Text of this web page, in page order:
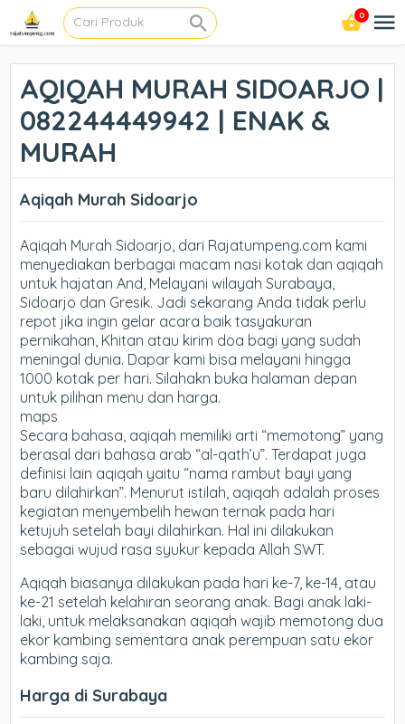
0
AQIQAH MURAH SIDOARJO |
082244449942 | ENAK &
MURAH
Aqiqah Murah Sidoarjo
Aqiqah Murah Sidoarjo, dari Rajatumpeng.com kami
menyediakan berbagai macam nasi kotak dan aqiqah
untuk hajatan And, Melayani wilayah Surabaya,
Sidoarjo dan Gresik. Jadi sekarang Anda tidak perlu
repot jika ingin gelar acara baik tasyakuran
pernikahan, Khitan atau kirim doa bagi yang sudah
meningal dunia. Dapar kami bisa melayani hingga
1000 kotak per hari. Silahakn buka halaman depan
untuk pilihan menu dan harga.
maps
Secara bahasa, aqiqah memiliki arti “memotong” yang
berasal dari bahasa arab “al-qath’u”. Terdapat juga
definisi lain aqiqah yaitu “nama rambut bayi yang
baru dilahirkan”. Menurut istilah, aqiqah adalah proses
kegiatan menyembelih hewan ternak pada hari
ketujuh setelah bayi dilahirkan. Hal ini dilakukan
sebagai wujud rasa syukur kepada Allah SWT.
Aqiqah biasanya dilakukan pada hari ke-7, ke-14, atau
ke-21 setelah kelahiran seorang anak. Bagi anak laki-
laki, untuk melaksanakan aqiqah wajib memotong dua
ekor kambing sementara anak perempuan satu ekor
kambing saja.
Harga di Surabaya